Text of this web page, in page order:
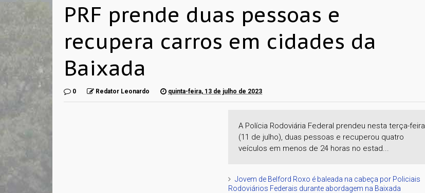
PRF prende duas pessoas e
recupera carros em cidades da
Baixada
0 Redator Leonardo quinta-feira, 13 de julho de 2023
A Polícia Rodoviária Federal prendeu nesta terça-feira
(11 de julho), duas pessoas e recuperou quatro
veículos em menos de 24 horas no estad...
Jovem de Belford Roxo é baleada na cabeça por Policiais
Rodoviários Federais durante abordagem na Baixada